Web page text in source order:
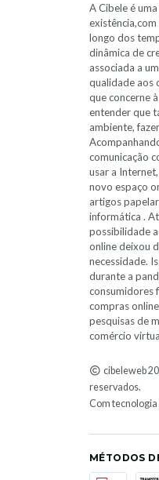
A Cibele é
longo dos
dinâmica de
associada a
qualidade aos
que concerne
entender que
ambiente,
comunicação
usar a
novo espaço
artigos
informática .
possibilidade
online deixou
necessidade.
durante a
consumidores
compras
pesquisas de
comércio
cibeleweb
reservados.
Com tecnologia
MÉTODOS